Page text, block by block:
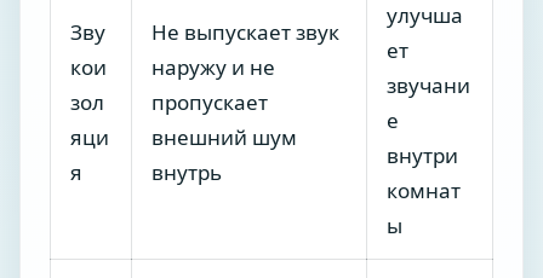
Зву
кои
зол
яци
я
Не выпускает звук
наружу и не
пропускает
внешний шум
внутрь
улучша
ет
звучани
е
внутри
комнат
ы